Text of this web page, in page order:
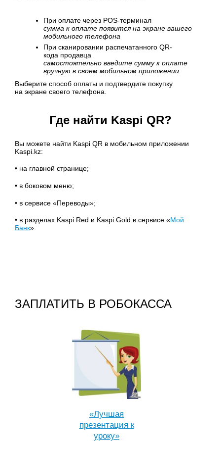
При оплате через POS-терминал
сумма к оплате появится на экране вашего
мобильного телефона
При сканировании распечатанного QR-
кода продавца
самостоятельно введите сумму к оплате
вручную в своем мобильном приложении.
Выберите способ оплаты и подтвердите покупку
на экране своего телефона.
Где найти Kaspi QR?
Вы можете найти Kaspi QR в мобильном приложении
Kaspi.kz:
• на главной странице;
• в боковом меню;
• в сервисе «Переводы»;
• в разделах Kaspi Red и Kaspi Gold в сервисе «Мой
Банк».
ЗАПЛАТИТЬ В РОБОКАССА
«Лучшая
презентация к
уроку»